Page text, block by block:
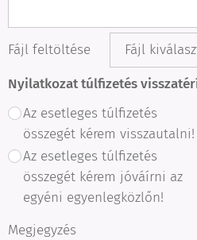
Fájl feltöltése Fájl
Nyilatkozat túlfizetés
Az esetleges túlfizetés
összegét kérem visszautalni!
Az esetleges túlfizetés
összegét kérem jóváírni az
egyéni egyenlegközlőn!
Megjegyzés